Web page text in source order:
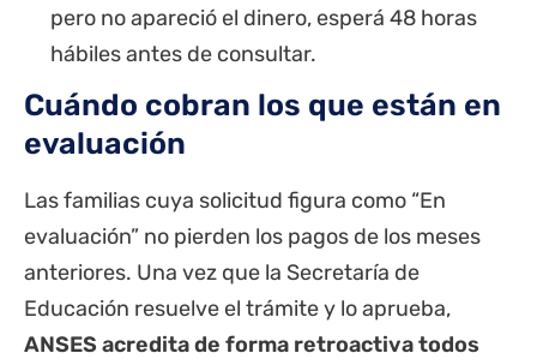
pero no apareció el dinero, esperá 48 horas
hábiles antes de consultar.
Cuándo cobran los que están en
evaluación
Las familias cuya solicitud figura como “En
evaluación” no pierden los pagos de los meses
anteriores. Una vez que la Secretaría de
Educación resuelve el trámite y lo aprueba,
ANSES acredita de forma retroactiva todos